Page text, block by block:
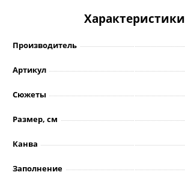
Характеристики
Производитель
Артикул
Сюжеты
Размер, см
Канва
Заполнение